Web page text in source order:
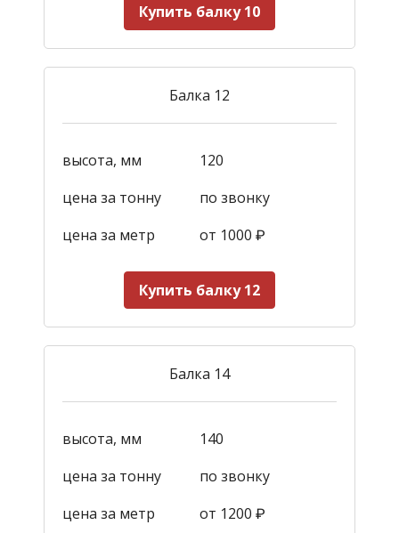
Купить балку 10
Балка 12
высота, мм
120
цена за тонну
по звонку
цена за метр
от 1000 ₽
Купить балку 12
Балка 14
высота, мм
140
цена за тонну
по звонку
цена за метр
от 1200 ₽